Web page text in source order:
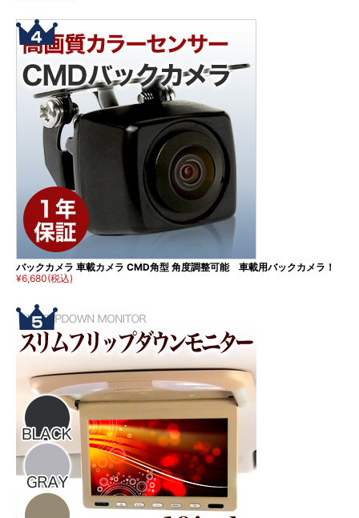
バックカメラ 車載カメラ CMD角型 角度調整可能 車載用バックカメラ！
¥6,680(税込)